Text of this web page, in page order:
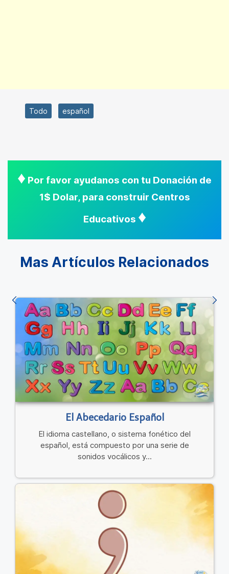
Todo español
♦ Por favor ayudanos con tu Donación de
1$ Dolar, para construir Centros
Educativos ♦
Mas Artículos Relacionados
El Abecedario Español
El idioma castellano, o sistema fonético del
español, está compuesto por una serie de
sonidos vocálicos y...